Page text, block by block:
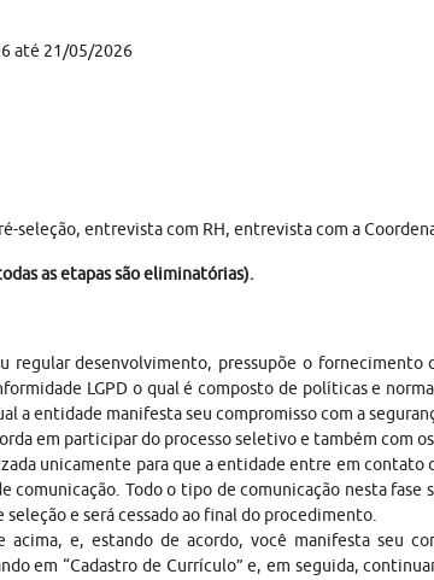
até 21/05/2026
seleção, entrevista com RH, entrevista com a
as etapas são eliminatórias).
regular desenvolvimento, pressupõe o fornecimento
LGPD o qual é composto de políticas e
a entidade manifesta seu compromisso com a
em participar do processo seletivo e também com
unicamente para que a entidade entre em
Todo o tipo de comunicação nesta fase
e será cessado ao final do procedimento.
e, estando de acordo, você manifesta seu
em “Cadastro de Currículo” e, em seguida,